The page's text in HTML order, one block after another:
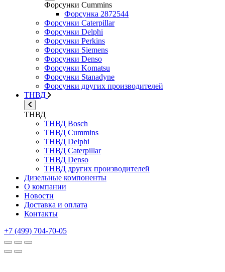
Форсунки Cummins
Форсунка 2872544
Форсунки Caterpillar
Форсунки Delphi
Форсунки Perkins
Форсунки Siemens
Форсунки Denso
Форсунки Komatsu
Форсунки Stanadyne
Форсунки других производителей
ТНВД
ТНВД
ТНВД Bosch
ТНВД Cummins
ТНВД Delphi
ТНВД Caterpillar
ТНВД Denso
ТНВД других производителей
Дизельные компоненты
О компании
Новости
Доставка и оплата
Контакты
+7 (499) 704-70-05